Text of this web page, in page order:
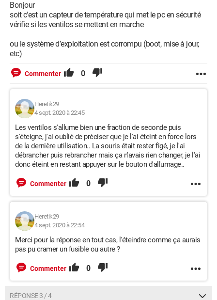
Bonjour
soit c'est un capteur de température qui met le pc en sécurité
vérifie si les ventilos se mettent en marche
ou le système d’exploitation est corrompu (boot, mise à jour,
etc)
Commenter 0
Heretik29
4 sept. 2020 à 22:45
Les ventilos s'allume bien une fraction de seconde puis
s'éteigne, j'ai oublié de préciser que je l'ai éteint en force lors
de la dernière utilisation.. La souris était rester figé, je l'ai
débrancher puis rebrancher mais ça n'avais rien changer, je l'ai
donc éteint en restant appuyer sur le bouton d'allumage..
Commenter 0
Heretik29
4 sept. 2020 à 22:54
Merci pour la réponse en tout cas, l'éteindre comme ça aurais
pas pu cramer un fusible ou autre ?
Commenter 0
RÉPONSE 3 / 4